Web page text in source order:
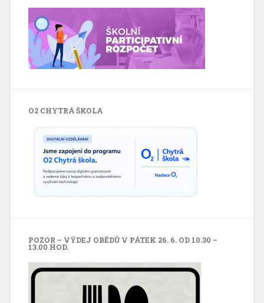
O2 CHYTRÁ ŠKOLA
POZOR – VÝDEJ OBĚDŮ V PÁTEK 26. 6. OD 10.30 –
13.00 HOD.